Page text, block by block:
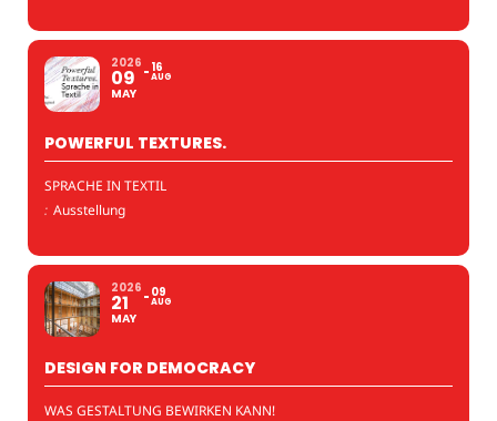
2026
09
MAY
16
AUG
POWERFUL TEXTURES.
SPRACHE IN TEXTIL
: Ausstellung
2026
21
MAY
09
AUG
DESIGN FOR DEMOCRACY
WAS GESTALTUNG BEWIRKEN KANN!